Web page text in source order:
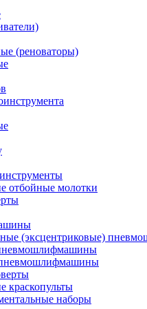
(реноваторы)
отбойные молотки
(эксцентриковые)
краскопульты
наборы